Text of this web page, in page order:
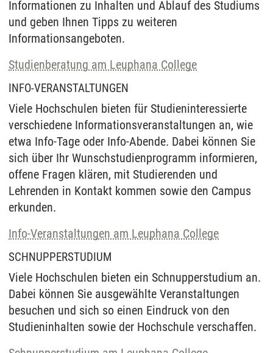
Informationen zu Inhalten und Ablauf des Studiums
und geben Ihnen Tipps zu weiteren
Informationsangeboten.
Studienberatung am Leuphana College
INFO-VERANSTALTUNGEN
Viele Hochschulen bieten für Studieninteressierte
verschiedene Informationsveranstaltungen an, wie
etwa Info-Tage oder Info-Abende. Dabei können Sie
sich über Ihr Wunschstudienprogramm informieren,
offene Fragen klären, mit Studierenden und
Lehrenden in Kontakt kommen sowie den Campus
erkunden.
Info-Veranstaltungen am Leuphana College
SCHNUPPERSTUDIUM
Viele Hochschulen bieten ein Schnupperstudium an.
Dabei können Sie ausgewählte Veranstaltungen
besuchen und sich so einen Eindruck von den
Studieninhalten sowie der Hochschule verschaffen.